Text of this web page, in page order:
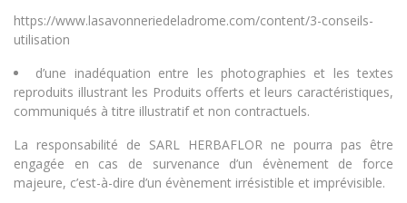
https://www.lasavonneriedeladrome.com/content/3-conseils-
utilisation
d’une inadéquation entre les photographies et les textes
reproduits illustrant les Produits offerts et leurs caractéristiques,
communiqués à titre illustratif et non contractuels.
La responsabilité de SARL HERBAFLOR ne pourra pas être
engagée en cas de survenance d’un évènement de force
majeure, c’est-à-dire d’un évènement irrésistible et imprévisible.